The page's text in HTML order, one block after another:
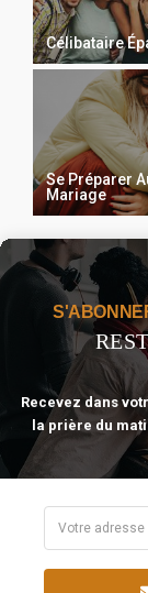
Célibataire
Se Préparer
Mariage
Recevoir
The real voyage
seeing with new
which the traveler
Recevez dans
la prière du